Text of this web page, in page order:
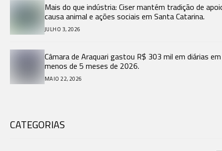
Mais do que indústria: Ciser mantém tradição de
causa animal e ações sociais em Santa Catarina.
JULHO 3, 2026
Câmara de Araquari gastou R$ 303 mil em diárias em
menos de 5 meses de 2026.
MAIO 22, 2026
CATEGORIAS